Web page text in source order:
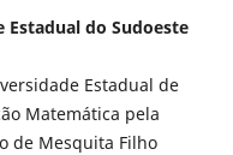
Estadual do Sudoeste
Estadual de
Matemática pela
de Mesquita Filho